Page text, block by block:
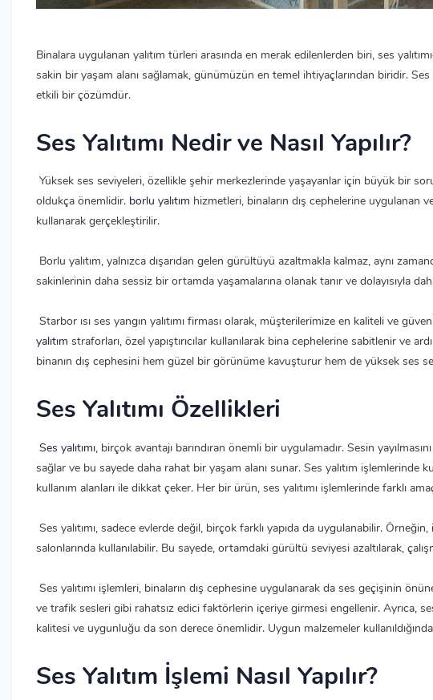
Binalara uygulanan yalıtım türleri arasında en merak edilenlerden biri, ses
sakin bir yaşam alanı sağlamak, günümüzün en temel ihtiyaçlarından biridir. Ses
etkili bir çözümdür.
Ses Yalıtımı Nedir ve Nasıl Yapılır?
Yüksek ses seviyeleri, özellikle şehir merkezlerinde yaşayanlar için büyük bir
oldukça önemlidir. borlu yalıtım hizmetleri, binaların dış cephelerine uygulanan
kullanarak gerçekleştirilir.
Borlu yalıtım, yalnızca dışarıdan gelen gürültüyü azaltmakla kalmaz, aynı
sakinlerinin daha sessiz bir ortamda yaşamalarına olanak tanır ve dolayısıyla
Starbor ısı ses yangın yalıtımı firması olarak, müşterilerimize en kaliteli ve
yalıtım straforları, özel yapıştırıcılar kullanılarak bina cephelerine sabitlenir ve
binanın dış cephesini hem güzel bir görünüme kavuşturur hem de yüksek ses
Ses Yalıtımı Özellikleri
Ses yalıtımı, birçok avantajı barındıran önemli bir uygulamadır. Sesin
sağlar ve bu sayede daha rahat bir yaşam alanı sunar. Ses yalıtım işlemlerinde
kullanım alanları ile dikkat çeker. Her bir ürün, ses yalıtımı işlemlerinde farklı
Ses yalıtımı, sadece evlerde değil, birçok farklı yapıda da uygulanabilir.
salonlarında kullanılabilir. Bu sayede, ortamdaki gürültü seviyesi azaltılarak,
Ses yalıtımı işlemleri, binaların dış cephesine uygulanarak da ses geçişinin
ve trafik sesleri gibi rahatsız edici faktörlerin içeriye girmesi engellenir. Ayrıca,
kalitesi ve uygunluğu da son derece önemlidir. Uygun malzemeler
Ses Yalıtım İşlemi Nasıl Yapılır?